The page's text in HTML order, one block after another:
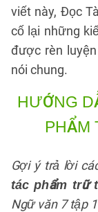
viết này, Đọc
cố lại những
được rèn
nói chung.
HƯỚNG
PHẨM
Gợi ý trả lời
tác phẩm trữ
Ngữ văn 7 tập